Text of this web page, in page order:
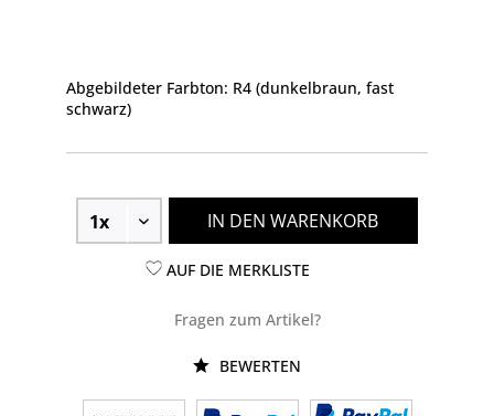
Abgebildeter Farbton: R4 (dunkelbraun, fast
schwarz)
IN DEN WARENKORB
AUF DIE MERKLISTE
Fragen zum Artikel?
BEWERTEN